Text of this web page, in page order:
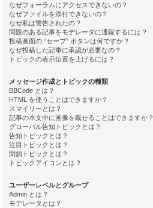
なぜフォーラムにアクセスできないの？
なぜファイルを添付できないの？
なぜ私は警告されたの？
問題のある記事をモデレータに通報するには？
投稿画面の “セーブ” ボタンは何ですか？
なぜ投稿した記事に承認が必要なの？
トピックの表示位置を上げるには？
メッセージ作成とトピックの種類
BBCode とは？
HTML を使うことはできますか？
スマイリーとは？
記事の本文中に画像を載せることはできますか？
グローバル告知トピックとは？
告知トピックとは？
注目トピックとは？
閉鎖トピックとは？
トピックアイコンとは？
ユーザーレベルとグループ
Admin とは？
モデレータとは？